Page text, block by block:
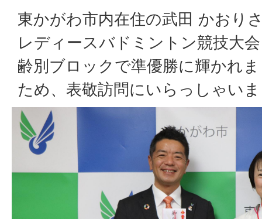
東かがわ市内在住の武田 かおり
レディースバドミントン競技大
齢別ブロックで準優勝に輝かれ
ため、表敬訪問にいらっしゃい